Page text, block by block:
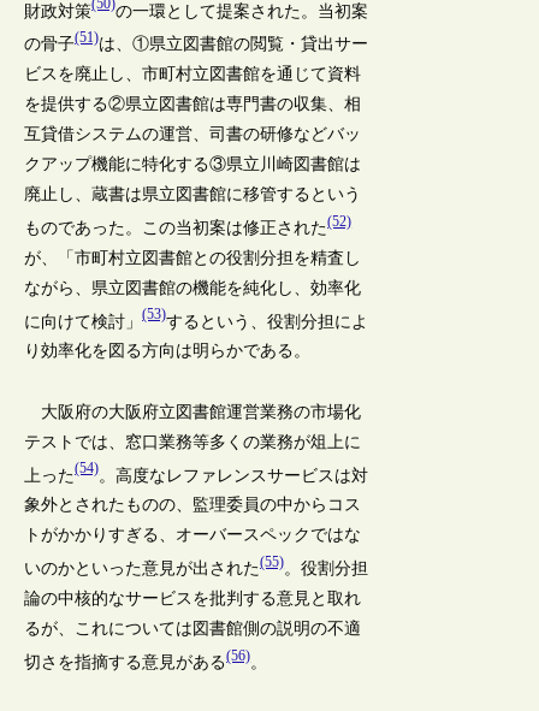
財政対策(50)の一環として提案された。当初案
の骨子(51)は、①県立図書館の閲覧・貸出サー
ビスを廃止し、市町村立図書館を通じて資料
を提供する②県立図書館は専門書の収集、相
互貸借システムの運営、司書の研修などバッ
クアップ機能に特化する③県立川崎図書館は
廃止し、蔵書は県立図書館に移管するという
ものであった。この当初案は修正された(52)
が、「市町村立図書館との役割分担を精査し
ながら、県立図書館の機能を純化し、効率化
に向けて検討」(53)するという、役割分担によ
り効率化を図る方向は明らかである。
大阪府の大阪府立図書館運営業務の市場化
テストでは、窓口業務等多くの業務が俎上に
上った(54)。高度なレファレンスサービスは対
象外とされたものの、監理委員の中からコス
トがかかりすぎる、オーバースペックではな
いのかといった意見が出された(55)。役割分担
論の中核的なサービスを批判する意見と取れ
るが、これについては図書館側の説明の不適
切さを指摘する意見がある(56)。